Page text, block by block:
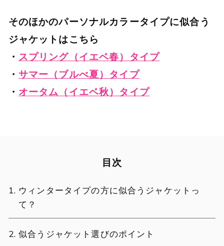
そのほかのパーソナルカラータイプに似合う
ジャケットはこちら
・ スプリング（イエベ春）タイプ
・ サマー（ブルべ夏）タイプ
・ オータム（イエベ秋）タイプ
目次
ウィンタータイプの方に似合うジャケットっ
て？
似合うジャケット選びのポイント